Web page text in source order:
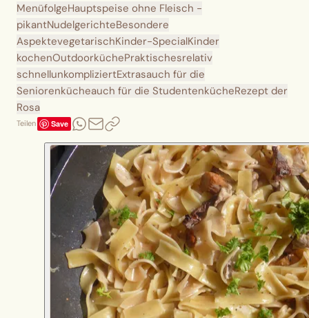
MenüfolgeHauptspeise ohne Fleisch -
pikantNudelgerichteBesondere
AspektevegetarischKinder-SpecialKinder
kochenOutdoorküchePraktischesrelativ
schnellunkompliziertExtrasauch für die
Seniorenkücheauch für die StudentenkücheRezept der
Rosa
Teilen Save